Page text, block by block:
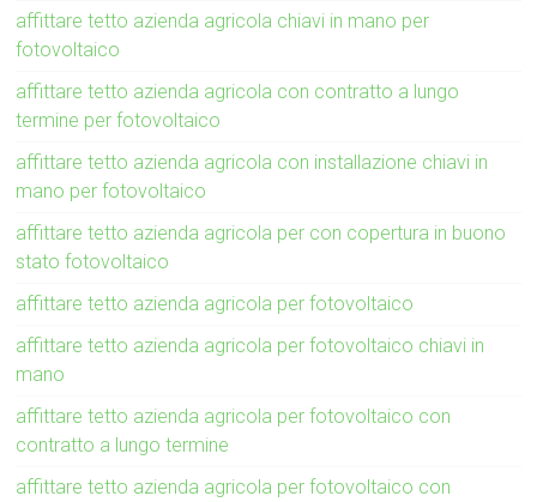
affittare tetto azienda agricola chiavi in mano per
fotovoltaico
affittare tetto azienda agricola con contratto a lungo
termine per fotovoltaico
affittare tetto azienda agricola con installazione chiavi in
mano per fotovoltaico
affittare tetto azienda agricola per con copertura in buono
stato fotovoltaico
affittare tetto azienda agricola per fotovoltaico
affittare tetto azienda agricola per fotovoltaico chiavi in
mano
affittare tetto azienda agricola per fotovoltaico con
contratto a lungo termine
affittare tetto azienda agricola per fotovoltaico con